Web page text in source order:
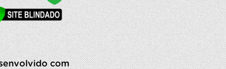
com